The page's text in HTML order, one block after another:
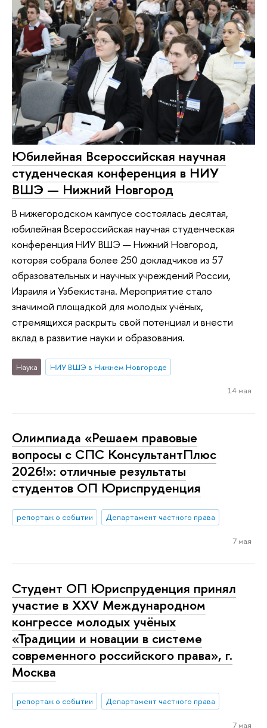
Юбилейная Всероссийская научная
студенческая конференция в НИУ
ВШЭ — Нижний Новгород
В нижегородском кампусе состоялась десятая,
юбилейная Всероссийская научная студенческая
конференция НИУ ВШЭ — Нижний Новгород,
которая собрала более 250 докладчиков из 57
образовательных и научных учреждений России,
Израиля и Узбекистана. Мероприятие стало
значимой площадкой для молодых учёных,
стремящихся раскрыть свой потенциал и внести
вклад в развитие науки и образования.
Наука НИУ ВШЭ в Нижнем Новгороде
14 мая
Олимпиада «Решаем правовые
вопросы с СПС КонсультантПлюс
2026!»: отличные результаты
студентов ОП Юриспруденция
репортаж о событии Департамент частного права
7 мая
Студент ОП Юриспруденция принял
участие в XXV Международном
конгрессе молодых учёных
«Традиции и новации в системе
современного российского права», г.
Москва
репортаж о событии Департамент частного права
7 мая